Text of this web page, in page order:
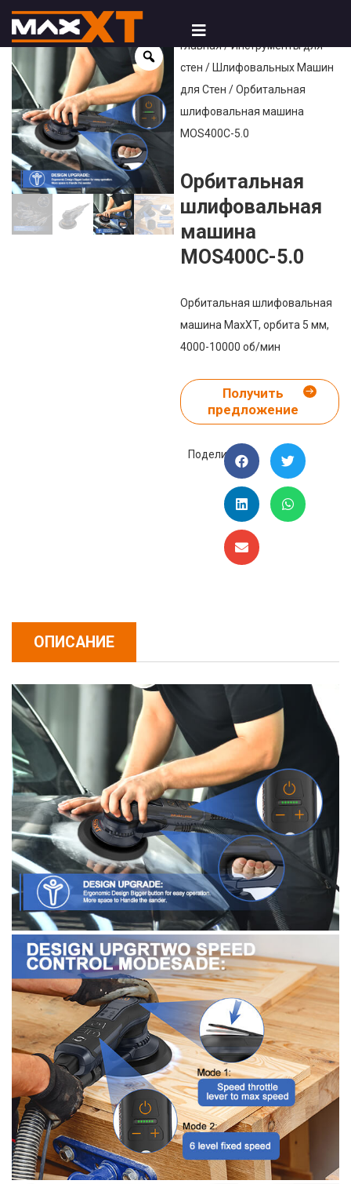
Главная/Инструменты для
стен / Шлифовальных Машин
для Стен / Орбитальная
шлифовальная машина
MOS400C-5.0
Орбитальная
шлифовальная
машина
MOS400C-5.0
Орбитальная шлифовальная
машина MaxXT, орбита 5 мм,
4000-10000 об/мин
Получить
предложение
Поделиться:
ОПИСАНИЕ